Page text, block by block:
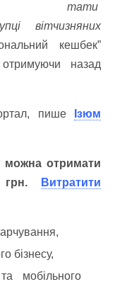
тати
вітчизняних
кешбек”
назад
пише
Ізюм
можна отримати
грн.
Витратити
бізнесу,
мобільного